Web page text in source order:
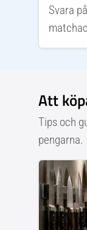
Svara
Att
Tips och
pengarna.